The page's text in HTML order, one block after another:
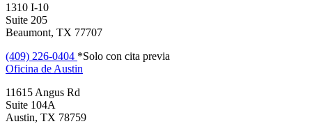
1310 I-10
Suite 205
Beaumont, TX 77707
(409) 226-0404 *Solo con cita previa
Oficina de Austin
11615 Angus Rd
Suite 104A
Austin, TX 78759